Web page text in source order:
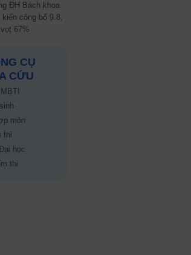
ĐH Bách khoa
công bố 9.8,
67%
CỤ
CỨU
môn
thi
học
thi